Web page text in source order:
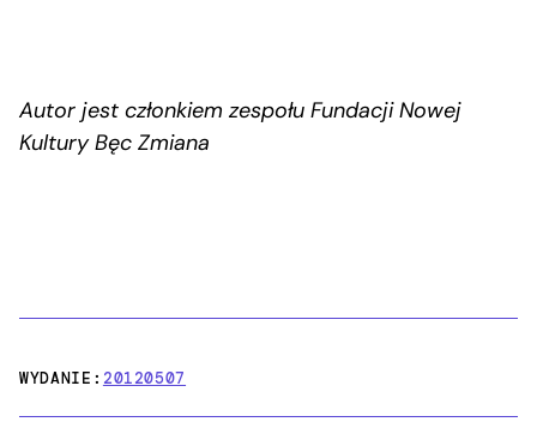
Autor jest członkiem zespołu Fundacji Nowej
Kultury Bęc Zmiana
WYDANIE:20120507